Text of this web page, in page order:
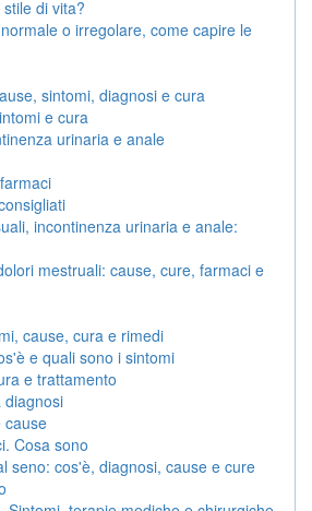
di vita?
o irregolare, come capire le
sintomi, diagnosi e cura
e cura
urinaria e anale
incontinenza urinaria e anale:
mestruali: cause, cure, farmaci e
cause, cura e rimedi
e quali sono i sintomi
e trattamento
diagnosi
cause
Cosa sono
seno: cos'è, diagnosi, cause e cure